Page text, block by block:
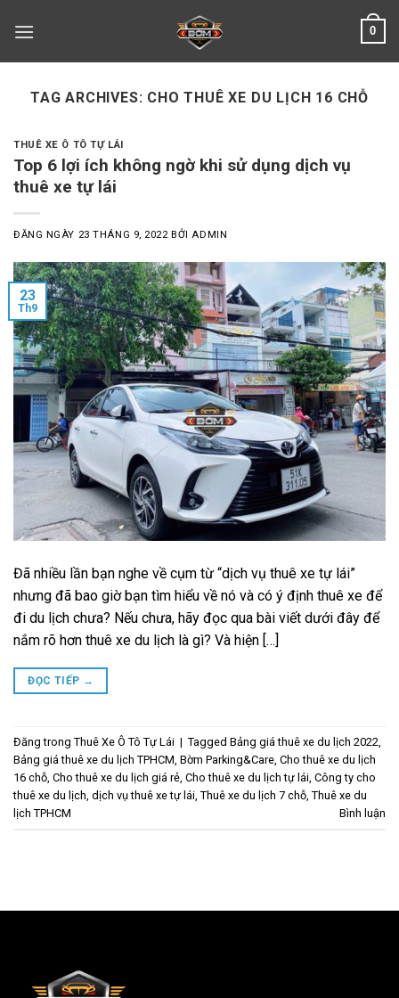
0
TAG ARCHIVES: CHO THUÊ XE DU LỊCH 16 CHỖ
THUÊ XE Ô TÔ TỰ LÁI
Top 6 lợi ích không ngờ khi sử dụng dịch vụ
thuê xe tự lái
ĐĂNG NGÀY 23 THÁNG 9, 2022 BỞI ADMIN
23
Th9
Đã nhiều lần bạn nghe về cụm từ “dịch vụ thuê xe tự lái”
nhưng đã bao giờ bạn tìm hiểu về nó và có ý định thuê xe để
đi du lịch chưa? Nếu chưa, hãy đọc qua bài viết dưới đây để
nắm rõ hơn thuê xe du lịch là gì? Và hiện […]
ĐỌC TIẾP →
Đăng trong Thuê Xe Ô Tô Tự Lái | Tagged Bảng giá thuê xe du lịch 2022
Bảng giá thuê xe du lịch TPHCM Bờm Parking&Care Cho thuê xe du lịch
16 chỗ Cho thuê xe du lịch giá rẻ Cho thuê xe du lịch tự lái Công ty cho
thuê xe du lịch dịch vụ thuê xe tự lái Thuê xe du lịch 7 chỗ Thuê xe du
lịch TPHCM
Bình luận